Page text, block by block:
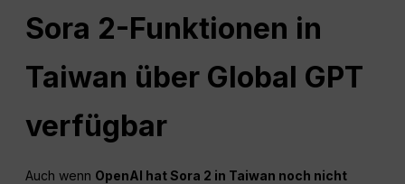
Sora 2-Funktionen in
Taiwan über Global GPT
verfügbar
Auch wenn OpenAI hat Sora 2 in Taiwan noch nicht